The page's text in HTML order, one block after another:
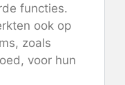
functies.
ook op
zoals
voor hun